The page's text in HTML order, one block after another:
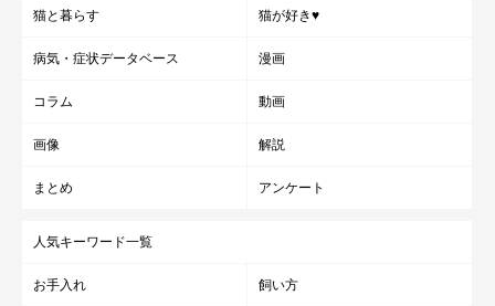
猫と暮らす 猫が好き♥
病気・症状データベース 漫画
コラム 動画
画像 解説
まとめ アンケート
人気キーワード一覧
お手入れ 飼い方